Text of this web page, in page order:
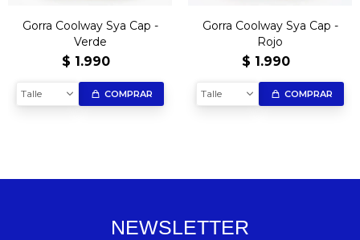
Gorra Coolway Sya Cap -
Verde
$ 1.990
Talle COMPRAR
Gorra Coolway Sya Cap -
Rojo
$ 1.990
Talle COMPRAR
NEWSLETTER